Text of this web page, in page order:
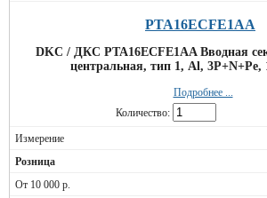
PTA16ECFE1AA
DKC / ДКС PTA16ECFE1AA Вводная
центральная, тип 1, Al, 3P+N+Pe,
Подробнее ...
Количество: